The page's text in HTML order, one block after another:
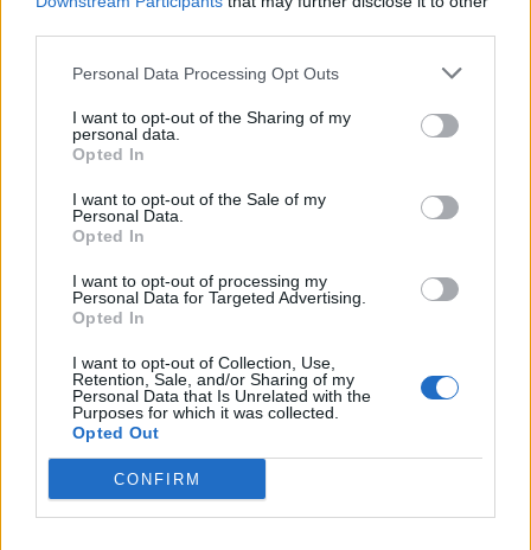
Personal Data Processing Opt Outs
I want to opt-out of the Sharing of my
personal data.
Opted In
I want to opt-out of the Sale of my
Personal Data.
Opted In
I want to opt-out of processing my
Personal Data for Targeted Advertising.
Opted In
I want to opt-out of Collection, Use,
Retention, Sale, and/or Sharing of my
Personal Data that Is Unrelated with the
Purposes for which it was collected.
Opted Out
CONFIRM
πόλη και σε κάθε περίσταση όπου η
διακριτικότητα αποτελεί προτέρημα.
Luna Rossa Carbon:
αναφοράς. Η λεβάντα, το περγαμόντο, το
πατσουλί και το ambroxan συνθέτουν έναν
χαρακτήρα που ισορροπεί ανάμεσα στη φρεσκάδα
και τη βιομηχανική κομψότητα. Είναι καθαρό,
σύγχρονο και εξαιρετικά ευέλικτο. Αν έπρεπε να
επιλεγεί ένα μόνο Luna Rossa για καθημερινή
χρήση, πιθανότατα το Carbon θα ήταν η